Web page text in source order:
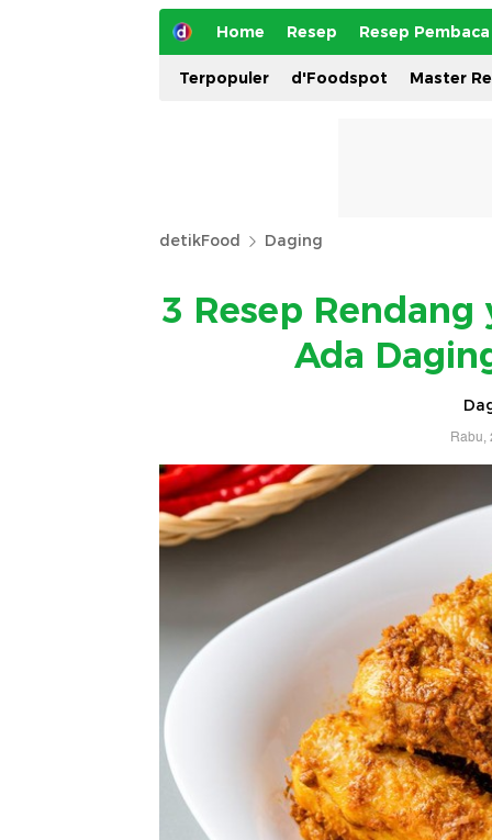
Home Resep Resep Pembaca
Terpopuler d'Foodspot Master
detikFood Daging
3 Resep
Ada
Rabu,